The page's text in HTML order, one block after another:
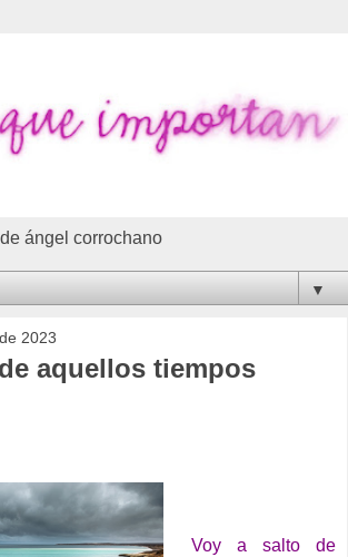
ángel corrochano
▼
2023
aquellos tiempos
Voy a salto de